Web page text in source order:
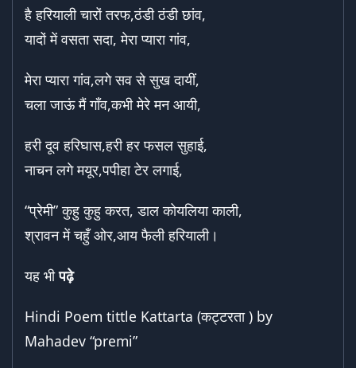
है हरियाली चारों तरफ,ठंडी ठंडी छांव,
यादों में वसता सदा, मेरा प्यारा गांव,
मेरा प्यारा गांव,लगे सव से सुख दायीं,
चला जाऊं मैं गाँव,कभी मेरे मन आयी,
हरी दूव हरिघास,हरी हर फसल सुहाई,
नाचन लगे मयूर,पपीहा टेर लगाई,
“प्रेमी” कुहु कुहु करत, डाल कोयलिया काली,
श्रावन में चहुँ ओर,आय फैली हरियाली।
यह भीपढ़े
Hindi Poem tittle Kattarta (कट्टरता ) by
Mahadev “premi”